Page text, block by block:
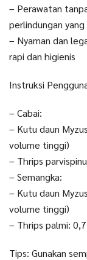
– Perawatan
perlindungan
– Nyaman dan
rapi dan higienis
Instruksi
– Cabai:
– Kutu daun
volume tinggi)
– Thrips
– Semangka:
– Kutu daun
volume tinggi)
– Thrips palmi:
Tips: Gunakan